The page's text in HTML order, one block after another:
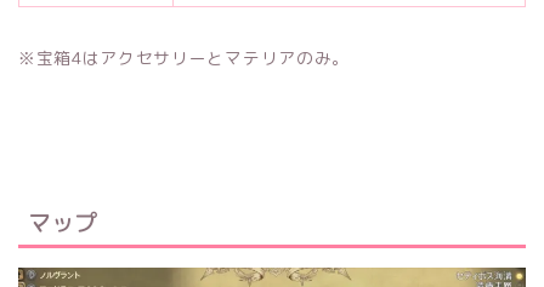
※宝箱4はアクセサリーとマテリアのみ。
マップ